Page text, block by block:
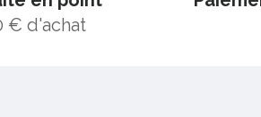
€ d'achat